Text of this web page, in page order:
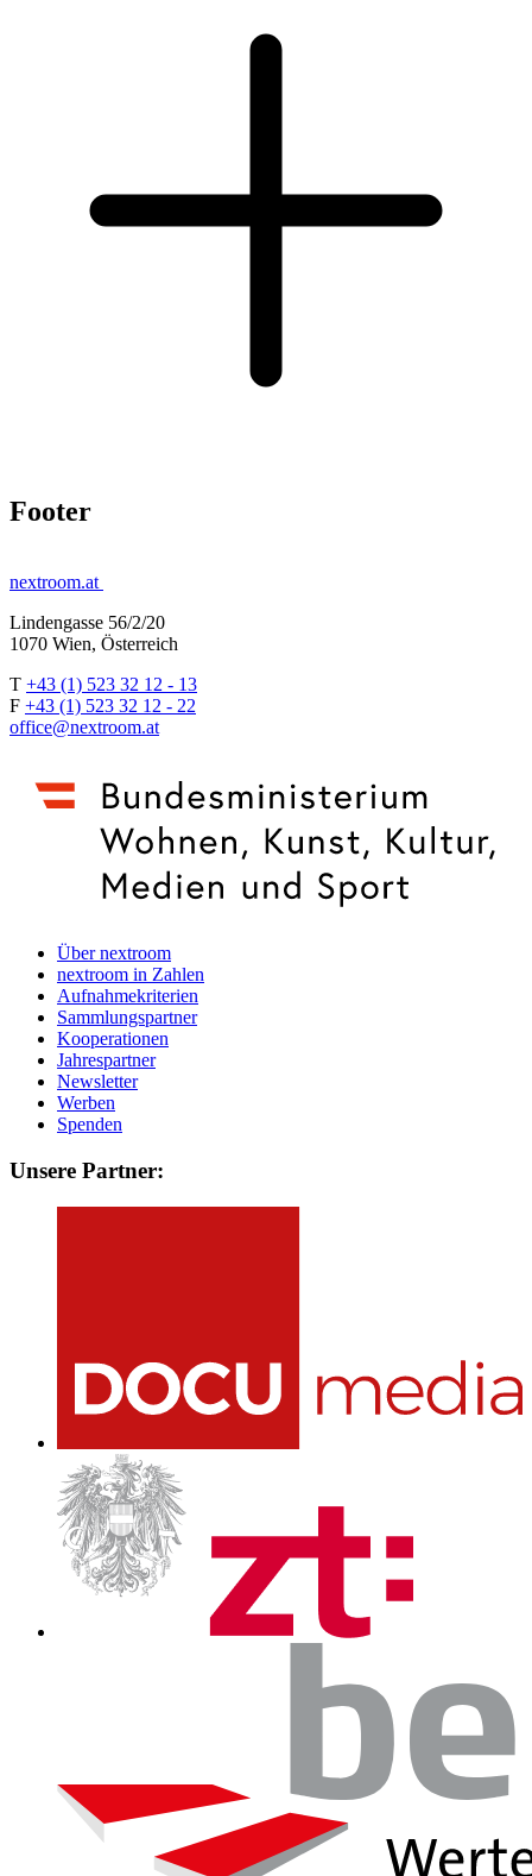
Footer
nextroom.at
Lindengasse 56/2/20
1070 Wien, Österreich
T +43 (1) 523 32 12 - 13
F +43 (1) 523 32 12 - 22
office@nextroom.at
Über nextroom
nextroom in Zahlen
Aufnahmekriterien
Sammlungspartner
Kooperationen
Jahrespartner
Newsletter
Werben
Spenden
Unsere Partner: